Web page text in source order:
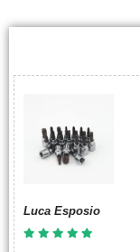
Luca Esposio